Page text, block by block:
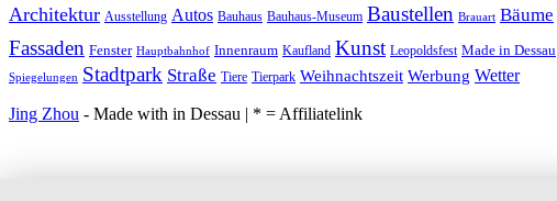
Architektur Ausstellung Autos Bauhaus Bauhaus-Museum Baustellen Brauart Bäume
Fassaden Fenster Hauptbahnhof Innenraum Kaufland Kunst Leopoldsfest Made in Dessau
Spiegelungen Stadtpark Straße Tiere Tierpark Weihnachtszeit Werbung Wetter
Jing Zhou - Made with in Dessau | * = Affiliatelink